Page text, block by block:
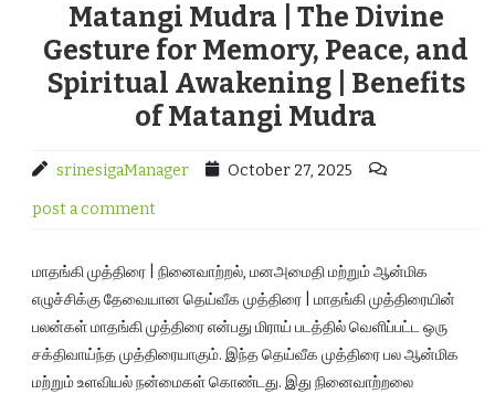
Matangi Mudra | The Divine
Gesture for Memory, Peace, and
Spiritual Awakening | Benefits
of Matangi Mudra
srinesigaManager October 27, 2025
post a comment
மாதங்கி முத்திரை | நினைவாற்றல், மனஅமைதி மற்றும் ஆன்மிக
எழுச்சிக்கு தேவையான தெய்வீக முத்திரை | மாதங்கி முத்திரையின்
பலன்கள் மாதங்கி முத்திரை என்பது மிராய் படத்தில் வெளிப்பட்ட ஒரு
சக்திவாய்ந்த முத்திரையாகும். இந்த தெய்வீக முத்திரை பல ஆன்மிக
மற்றும் உளவியல் நன்மைகள் கொண்டது. இது நினைவாற்றலை